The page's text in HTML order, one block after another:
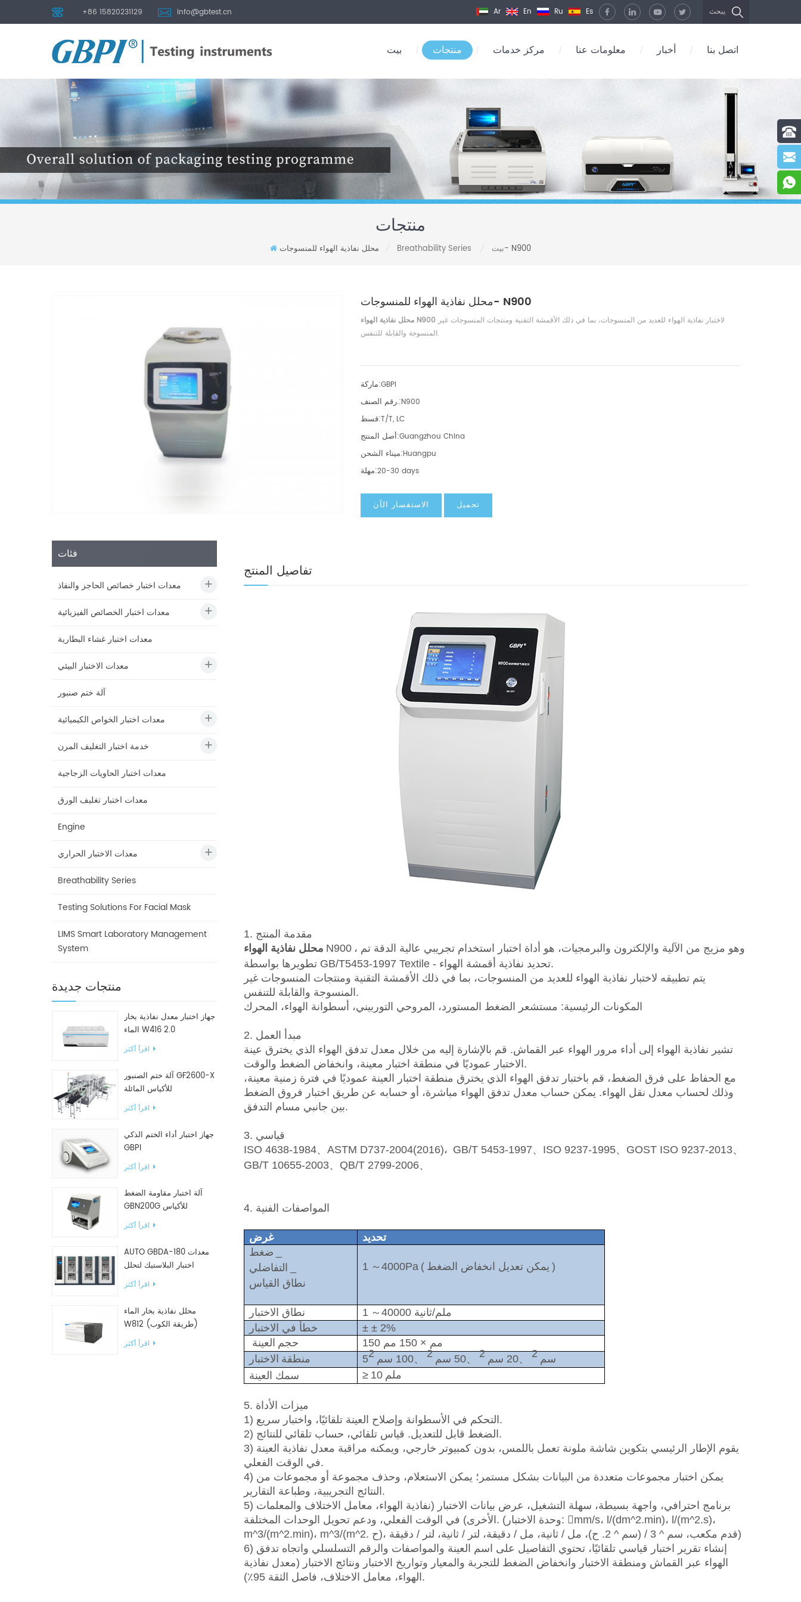
+86 15820231129 info@gbtest.cn يبحث Ar En Ru Es
بيت / منتجات / مركز خدمات / معلومات عنا / أخبار / اتصل بنا
منتجات
بيت Breathability Series محلل نفاذية الهواء للمنسوجات- N900
محلل نفاذية الهواء للمنسوجات- N900
محلل نفاذية الهواء N900لاختبار نفاذية الهواء للعديد من المنسوجات، بما في ذلك الأقمشة التقنية ومنتجات المنسوجات غير
المنسوجة والقابلة للتنفس.
ماركة:GBPI
رقم الصنف.:N900
قسط:T/T, LC
أصل المنتج:Guangzhou China
ميناء الشحن:Huangpu
مهلة:20-30 days
الاستفسار الآن تحميل
فئات
معدات اختبار خصائص الحاجز والنفاذ
معدات اختبار الخصائص الفيزيائية
معدات اختبار غشاء البطارية
معدات الاختبار البيئي
آلة ختم صنبور
معدات اختبار الخواص الكيميائية
خدمة اختبار التغليف المرن
معدات اختبار الحاويات الزجاجية
معدات اختبار تغليف الورق
Engine
معدات الاختبار الحراري
Breathability Series
Testing Solutions For Facial Mask
LIMS Smart Laboratory Management
System
منتجات جديدة
جهاز اختبار معدل نفاذية بخار
الماء W416 2.0
اقرأ أكثر
آلة ختم الصنبور GF2600-X
للأكياس المائلة
اقرأ أكثر
جهاز اختبار أداء الختم الذكي
GBPI
اقرأ أكثر
آلة اختبار مقاومة الضغط
GBN200G للأكياس
البلاستيكية
اقرأ أكثر
AUTO GBDA-180 معدات
اختبار البلاستيك لتحلل
السماد
اقرأ أكثر
محلل نفاذية بخار الماء
W812 (طريقة الكوب)
اقرأ أكثر
تفاصيل المنتج
1. مقدمة المنتج
محلل نفاذية الهواء N900 ، وهو مزيج من الآلية والإلكترون والبرمجيات، هو أداة اختبار استخدام تجريبي عالية الدقة تم
تطويرها بواسطة GB/T5453-1997 Textile - تحديد نفاذية أقمشة الهواء.
يتم تطبيقه لاختبار نفاذية الهواء للعديد من المنسوجات، بما في ذلك الأقمشة التقنية ومنتجات المنسوجات غير
المنسوجة والقابلة للتنفس.
المكونات الرئيسية: مستشعر الضغط المستورد، المروحي التوربيني، أسطوانة الهواء، المحرك
2. مبدأ العمل
تشير نفاذية الهواء إلى أداء مرور الهواء عبر القماش. قم بالإشارة إليه من خلال معدل تدفق الهواء الذي يخترق عينة
الاختبار عموديًا في منطقة اختبار معينة، وانخفاض الضغط والوقت.
مع الحفاظ على فرق الضغط، قم باختبار تدفق الهواء الذي يخترق منطقة اختبار العينة عموديًا في فترة زمنية معينة،
وذلك لحساب معدل نقل الهواء. يمكن حساب معدل تدفق الهواء مباشرة، أو حسابه عن طريق اختبار فروق الضغط
بين جانبي مسام التدفق.
3. قياسي
ISO 4638-1984、ASTM D737-2004(2016)، GB/T 5453-1997、ISO 9237-1995、GOST ISO 9237-2013、
GB/T 10655-2003、QB/T 2799-2006、
4. المواصفات الفنية
غرض
تحديد
ضغط
التفاضلي
نطاق القياس
1 ～4000Pa ( يمكن تعديل انخفاض الضغط )
نطاق الاختبار 1 ～
40000 ملم/ثانية
خطأ في الاختبار
± ± 2%
حجم العينة
150 مم × 150 مم
منطقة الاختبار 5سم 2
、20 سم 2
、50 سم 2
、100 سم
2
سمك العينة
≥ 10 ملم
5. ميزات الأداة
1) التحكم في الأسطوانة وإصلاح العينة تلقائيًا، واختبار سريع.
2) الضغط قابل للتعديل. قياس تلقائي، حساب تلقائي للنتائج.
3) يقوم الإطار الرئيسي بتكوين شاشة ملونة تعمل باللمس، بدون كمبيوتر خارجي، ويمكنه مراقبة معدل نفاذية العينة
في الوقت الفعلي.
4) يمكن اختبار مجموعات متعددة من البيانات بشكل مستمر؛ يمكن الاستعلام، وحذف مجموعة أو مجموعات من
النتائج التجريبية، وطباعة التقارير.
5) برنامج احترافي، واجهة بسيطة، سهلة التشغيل، عرض بيانات الاختبار (نفاذية الهواء، معامل الاختلاف والمعلمات
الأخرى) في الوقت الفعلي، ودعم تحويل الوحدات المختلفة. (وحدة الاختبار: mm/s، l/(dm^2.min)، l/(m^2.s)،
m^3/(m^2.min)، m^3/(m^2. ح)، قدم مكعب، سم ^ 3 / (سم ^ 2. ح)، مل / ثانية، مل / دقيقة، لتر / ثانية، لتر / دقيقة)
6) إنشاء تقرير اختبار قياسي تلقائيًا، تحتوي التفاصيل على اسم العينة والمواصفات والرقم التسلسلي واتجاه تدفق
الهواء عبر القماش ومنطقة الاختبار وانخفاض الضغط للتجربة والمعيار وتواريخ الاختبار ونتائج الاختبار (معدل نفاذية
الهواء، معامل الاختلاف، فاصل الثقة 95٪).